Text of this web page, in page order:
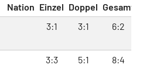
Nation Einzel Doppel Gesamt
3:1 3:1 6:2
3:3 5:1 8:4